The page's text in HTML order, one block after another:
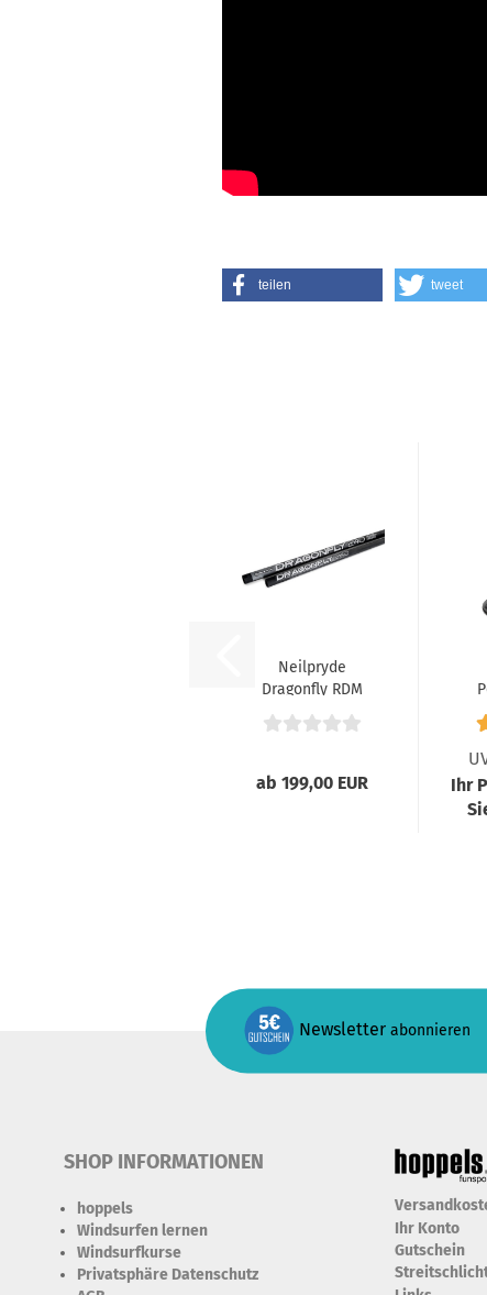
teilen tweet
Neilpryde
Dragonfly RDM
ab 199,00 EUR
Ihr
Newsletter abonnieren
SHOP INFORMATIONEN
hoppels
Windsurfen lernen
Windsurfkurse
Privatsphäre Datenschutz
Ihr Konto
Gutschein